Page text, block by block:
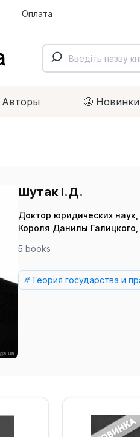
Оплата
Авторы 🤩 Новинки
Шутак І.Д.
Доктор юридических
Короля Данилы
5 books
Теория государства и